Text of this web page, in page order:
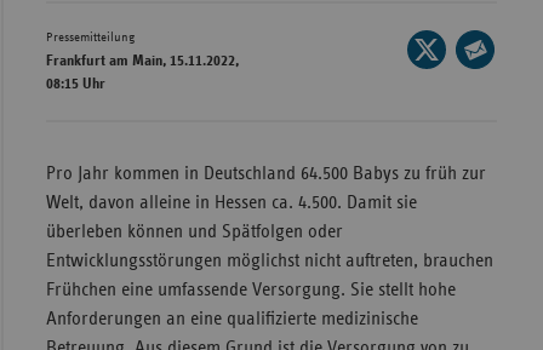
Pressemitteilung
Frankfurt am Main, 15.11.2022,
08:15 Uhr
Seite
auf
Mail
Pro Jahr kommen in Deutschland 64.500 Babys zu früh zur
Welt, davon alleine in Hessen ca. 4.500. Damit sie
überleben können und Spätfolgen oder
Entwicklungsstörungen möglichst nicht auftreten, brauchen
Frühchen eine umfassende Versorgung. Sie stellt hohe
Anforderungen an eine qualifizierte medizinische